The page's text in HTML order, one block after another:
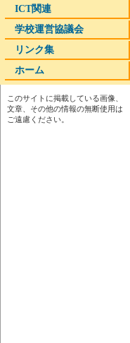
ICT関連
学校運営協議会
リンク集
ホーム
このサイトに掲載している画像、
文章、その他の情報の無断使用は
ご遠慮ください。